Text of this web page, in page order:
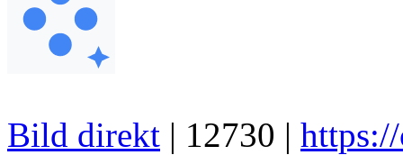
Bild direkt | 12730 |